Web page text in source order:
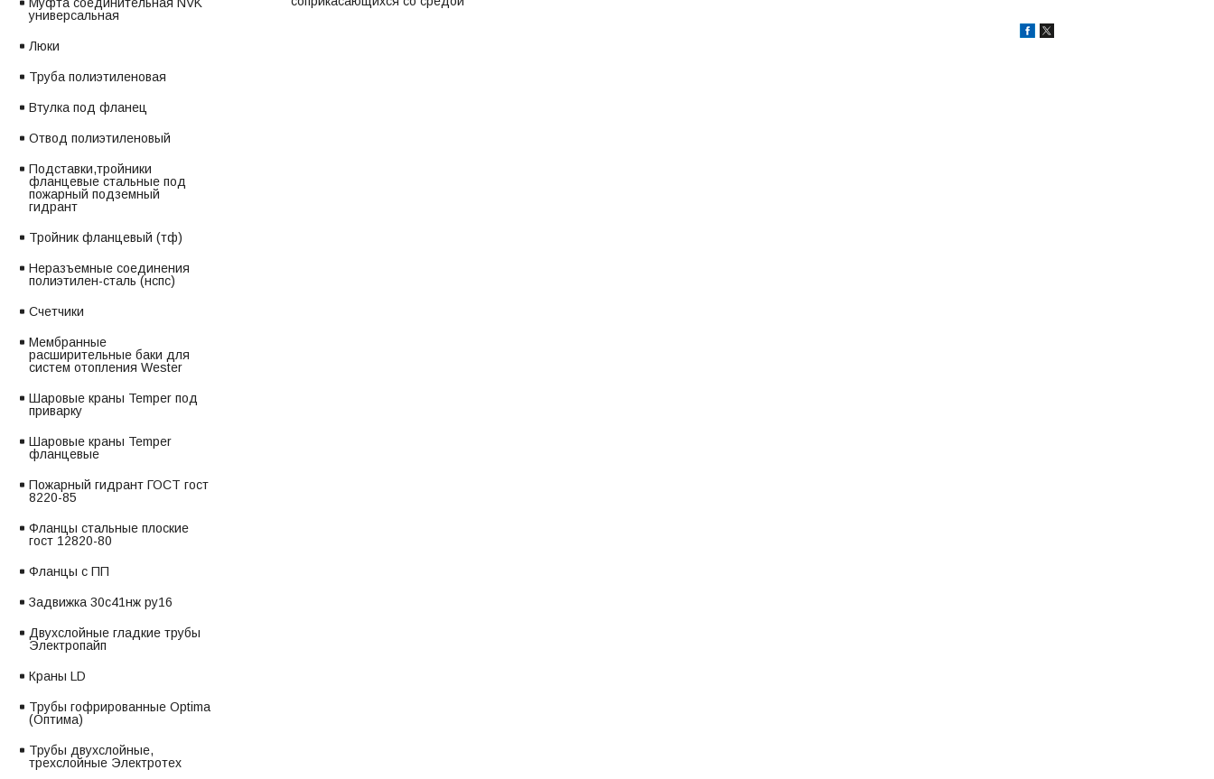
универсальная
Люки
Труба полиэтиленовая
Втулка под фланец
Отвод полиэтиленовый
Подставки,тройники
фланцевые стальные под
пожарный подземный
гидрант
Тройник фланцевый (тф)
Неразъемные соединения
полиэтилен-сталь (нспс)
Счетчики
Мембранные
расширительные баки для
систем отопления Wester
Шаровые краны Temper под
приварку
Шаровые краны Temper
фланцевые
Пожарный гидрант ГОСТ гост
8220-85
Фланцы стальные плоские
гост 12820-80
Фланцы с ПП
Задвижка 30с41нж ру16
Двухслойные гладкие трубы
Электропайп
Краны LD
Трубы гофрированные Optima
(Оптима)
Трубы двухслойные,
трехслойные Электротех